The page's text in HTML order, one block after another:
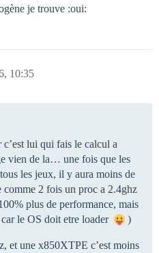
je trouve :oui:
10:35
lui qui fais le calcul a
vien de la… une fois que les
les jeux, il y aura moins de
comme 2 fois un proc a 2.4ghz
plus de performance, mais
le OS doit etre loader
)
et une x850XTPE c’est moins